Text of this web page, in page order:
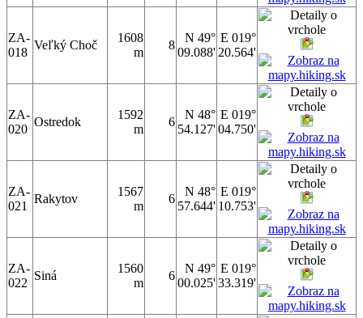
ZA-
018
Veľký Choč
1608
m
8
N 49°
09.088'
E 019°
20.564'
ZA-
020
Ostredok
1592
m
6
N 48°
54.127'
E 019°
04.750'
ZA-
021
Rakytov
1567
m
6
N 48°
57.644'
E 019°
10.753'
ZA-
022
Siná
1560
m
6
N 49°
00.025'
E 019°
33.319'